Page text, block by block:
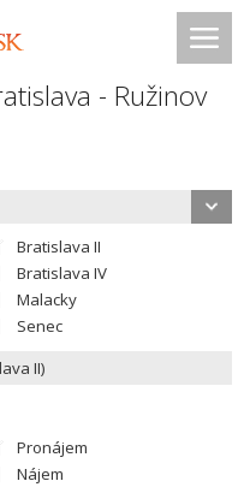
- Ružinov
Bratislava II
Bratislava IV
Malacky
Senec
Pronájem
Nájem